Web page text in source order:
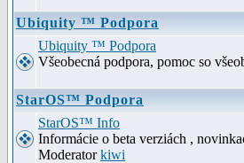
Ubiquity ™ Podpora
Ubiquity ™ Podpora
Všeobecná podpora, pomoc so
StarOS™ Podpora
StarOS™ Info
Informácie o beta verziách ,
Moderatorkiwi